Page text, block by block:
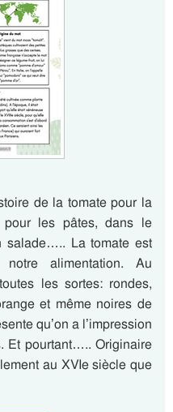
de la tomate pour la
les pâtes, dans le
salade….. La tomate est
alimentation. Au
les sortes: rondes,
et même noires de
qu’on a l’impression
Et pourtant….. Originaire
au XVIe siècle que